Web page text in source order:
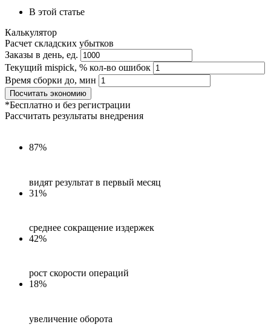
В этой статье
Калькулятор
Расчет складских убытков
Заказы в день, ед.
Текущий mispick, % кол-во ошибок
Время сборки до, мин
Посчитать экономию
*Бесплатно и без регистрации
Рассчитать результаты внедрения
87%
видят результат в первый месяц
31%
среднее сокращение издержек
42%
рост скорости операций
18%
увеличение оборота